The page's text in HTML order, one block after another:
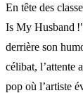
En tête des
Is My Husband
derrière son
célibat, l’attente
pop où l’artiste